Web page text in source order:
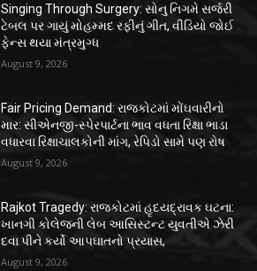
Singing Through Surgery: સોનુ નિગમે સર્જરી
ટેબલ પર ગાયું મોહમ્મદ રફીનું ગીત, વીડિયો જોઈ
ફેન્સ થયા મંત્રમુગ્ધ
August 9, 2026
Fair Pricing Demand: રાજકોટમાં મોંઘવારીનો
માર: સીએનજી-સ્પેરપાર્ટના ભાવ વધતા રિક્ષા ભાડા
વધારવા રિક્ષાચાલકોની માંગ, રેપિડો સામે પણ રોષ
August 9, 2026
Rajkot Tragedy: રાજકોટમાં હૃદયદ્રાવક ઘટના:
ખાનગી કોલેજની લેબ આસિસ્ટન્ટ યુવતીએ ઝેરી
દવા પીને કર્યો આપઘાતનો પ્રયાસ,
August 9, 2026